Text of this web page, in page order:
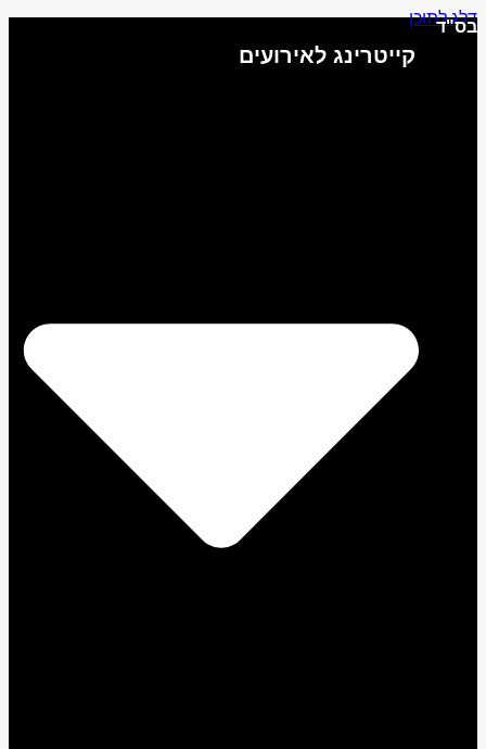
דלג לתוכן
בס"ד
קייטרינג לאירועים